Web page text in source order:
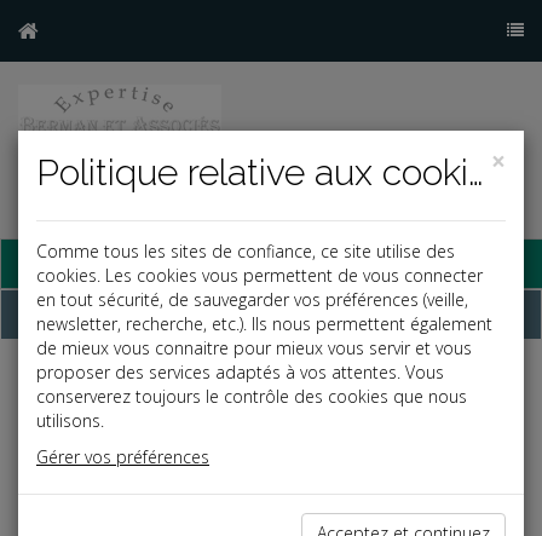
Base documentaire
Dépêches
Liste des dernières dépêches
Social
×
Politique relative aux cookies
Comme tous les sites de confiance, ce site utilise des
cookies. Les cookies vous permettent de vous connecter
en tout sécurité, de sauvegarder vos préférences (veille,
newsletter, recherche, etc.). Ils nous permettent également
de mieux vous connaitre pour mieux vous servir et vous
proposer des services adaptés à vos attentes. Vous
conserverez toujours le contrôle des cookies que nous
utilisons.
Gérer vos préférences